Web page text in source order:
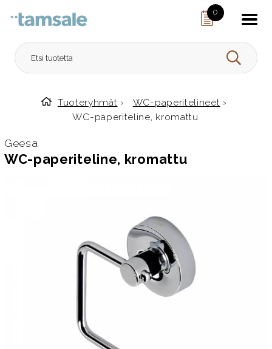
0
HAE
Etusivulle
Tuoteryhmät › WC-paperitelineet ›
WC-paperiteline, kromattu
Geesa
WC-paperiteline, kromattu